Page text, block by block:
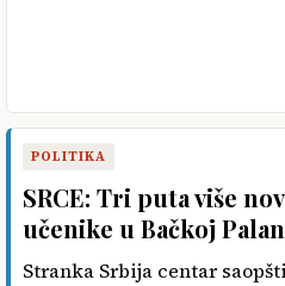
POLITIKA
SRCE: Tri puta više
učenike u Bačkoj
Stranka Srbija centar